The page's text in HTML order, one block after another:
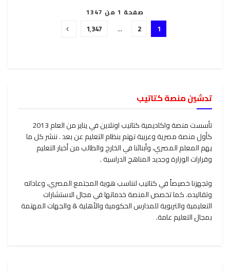
صفحة 1 من 1347
1
2
… 1٬347
تدشين منصة كتاتيب
تأسست منصة واكاديمية كتاتيب اونلاين في يناير من العام 2013
كأول منصة مصرية وعربية تهتم بنظام التعليم عن بعد . ننشر كل ما
يهم المعلم المصري، وأبنائنا في الخارج والطالب من أخبار التعليم
وقرارات الوزارة وجديد المناهج الدراسية .
وتجهزنا خصيصاً في كتاتيب لنناسب هوية المجتمع المصري، وعاداته
وتقاليده. كما تخصص المنصة خدماتها في مجال الاستشارات
التعليمية والتربوية للمدارس الحكومية والأهلية & والجهات المهتمة
بمجال التعليم عامة.